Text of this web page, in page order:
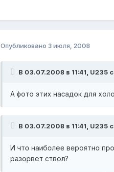
Опубликовано 3 июля, 2008
В 03.07.2008 в 11:41, U235
А фото этих насадок для
В 03.07.2008 в 11:41, U235
И что наиболее вероятно
разорвет ствол?